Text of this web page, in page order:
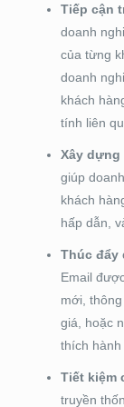
Tiếp cận
doanh
của từng
doanh
khách
tính liên
Xây dựng
giúp
khách
hấp dẫn,
Thúc đẩy
Email
mới,
giá, hoặc
thích
Tiết kiệm
truyền